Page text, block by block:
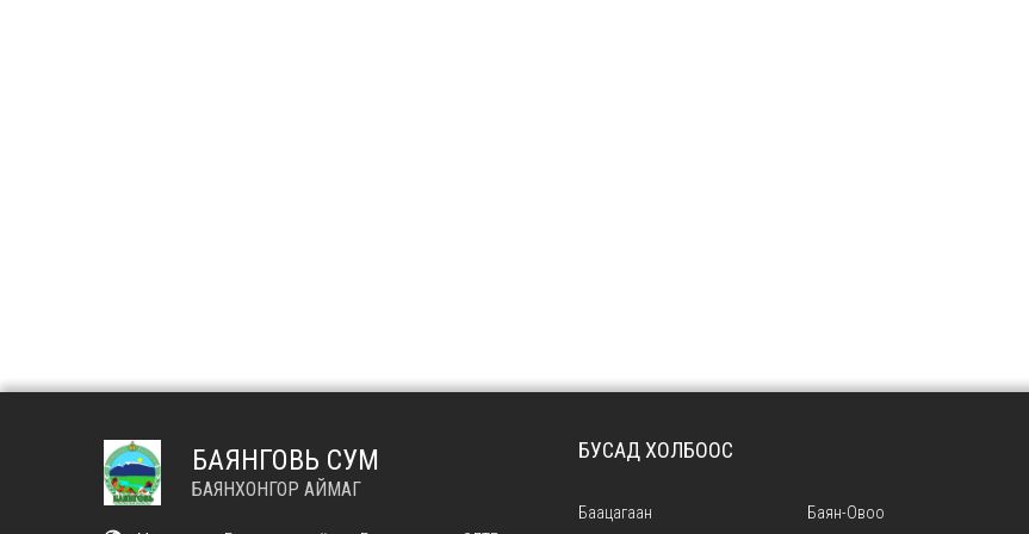
БАЯНГОВЬ СУМ
БАЯНХОНГОР АЙМАГ
БУСАД ХОЛБООС
Баацагаан Баян-Овоо